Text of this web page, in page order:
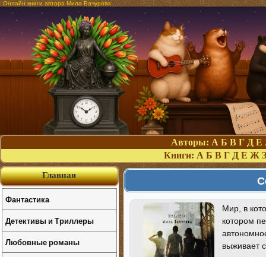
Онлайн книги автора Мила Бачурова
Авторы: А Б В Г Д Е
Книги: А Б В Г Д Е Ж З
Мир, в
котором
выживает
Главная
Фантастика
Детективы и Триллеры
Любовные романы